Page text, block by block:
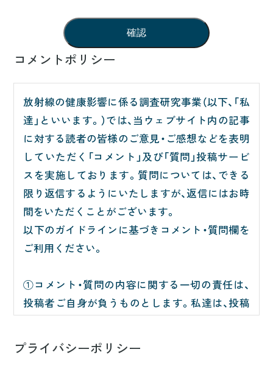
コメントポリシー
放射線の健康影響に係る調査研究事業（以下、「私
達」といいます。）では、当ウェブサイト内の記事
に対する読者の皆様のご意見・ご感想などを表明
していただく「コメント」及び「質問」投稿サービ
スを実施しております。質問については、できる
限り返信するようにいたしますが、返信にはお時
間をいただくことがございます。
以下のガイドラインに基づきコメント・質問欄を
ご利用ください。
①コメント・質問の内容に関する一切の責任は、
投稿者ご自身が負うものとします。私達は、投稿
②コメントや質問に対し、私達および記事執筆者
は全てのコメントに対して回答する義務を負わ
プライバシーポリシー